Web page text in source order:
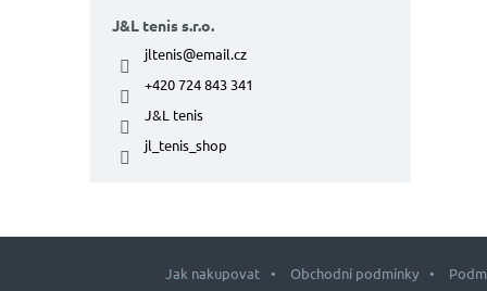
J&L tenis s.r.o.
jltenis@email.cz
+420 724 843 341
J&L tenis
jl_tenis_shop
Jak nakupovat Obchodní podmínky